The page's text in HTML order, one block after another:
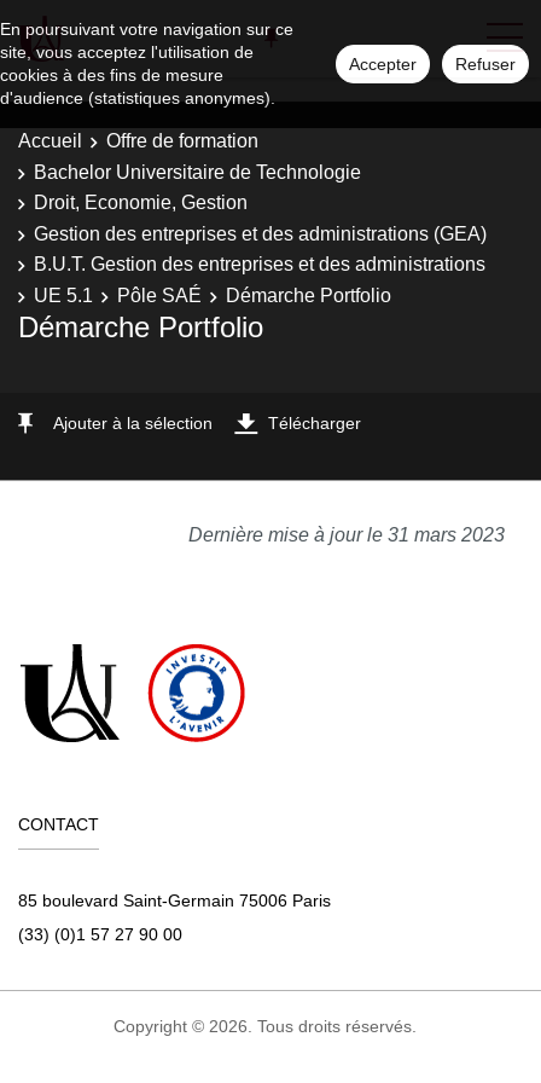
En poursuivant votre navigation sur ce
site, vous acceptez l'utilisation de
cookies à des fins de mesure
d'audience (statistiques anonymes).
Accepter Refuser
Accueil
Offre de formation
Bachelor Universitaire de Technologie
Droit, Economie, Gestion
Gestion des entreprises et des administrations (GEA)
B.U.T. Gestion des entreprises et des administrations
UE 5.1
Pôle SAÉ Démarche Portfolio
Démarche Portfolio
Ajouter à la sélection Télécharger
Dernière mise à jour le 31 mars 2023
CONTACT
85 boulevard Saint-Germain 75006 Paris
(33) (0)1 57 27 90 00
Copyright © 2026. Tous droits réservés.